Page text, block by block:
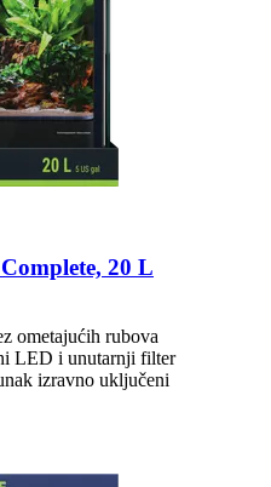
20 L
ometajućih rubova
LED i unutarnji filter
izravno uključeni